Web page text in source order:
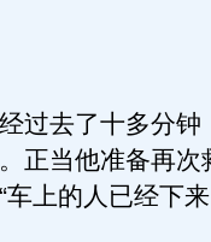
去了十多分钟
正当他准备再次
上的人已经下